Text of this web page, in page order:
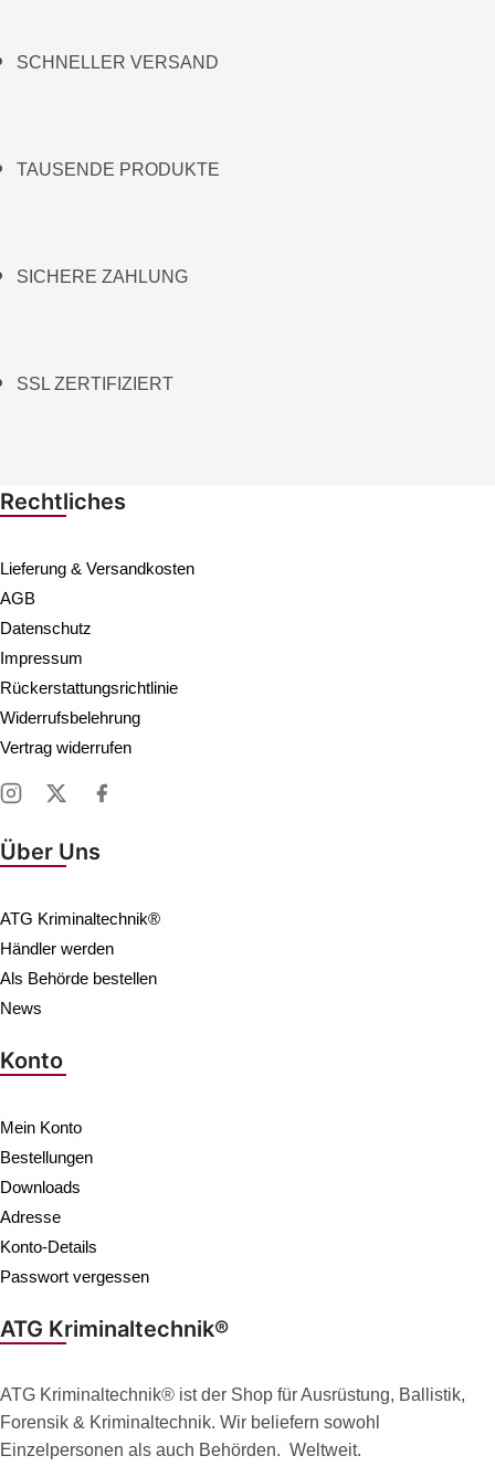
SCHNELLER VERSAND
TAUSENDE PRODUKTE
SICHERE ZAHLUNG
SSL ZERTIFIZIERT
Rechtliches
Lieferung & Versandkosten
AGB
Datenschutz
Impressum
Rückerstattungsrichtlinie
Widerrufsbelehrung
Vertrag widerrufen
Über Uns
ATG Kriminaltechnik®
Händler werden
Als Behörde bestellen
News
Konto
Mein Konto
Bestellungen
Downloads
Adresse
Konto-Details
Passwort vergessen
ATG Kriminaltechnik®
ATG Kriminaltechnik® ist der Shop für Ausrüstung, Ballistik,
Forensik & Kriminaltechnik. Wir beliefern sowohl
Einzelpersonen als auch Behörden. Weltweit.